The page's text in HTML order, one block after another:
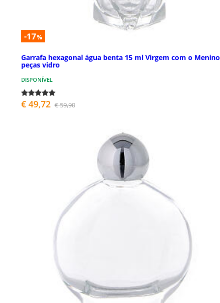
-17%
Garrafa hexagonal água benta 15 ml Virgem com o
peças vidro
DISPONÍVEL
€ 49,72 € 59,90